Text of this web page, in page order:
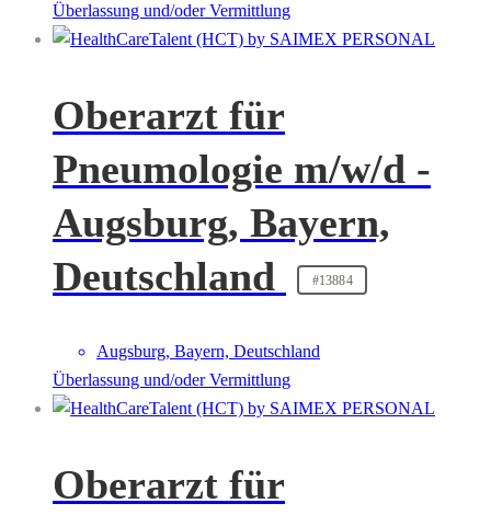
Überlassung und/oder Vermittlung
Oberarzt für
Pneumologie m/w/d -
Augsburg, Bayern,
Deutschland
#13884
Augsburg, Bayern, Deutschland
Überlassung und/oder Vermittlung
Oberarzt für